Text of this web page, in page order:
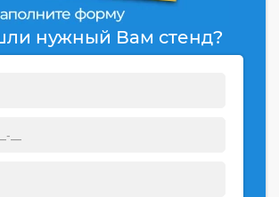
нужный Вам стенд?